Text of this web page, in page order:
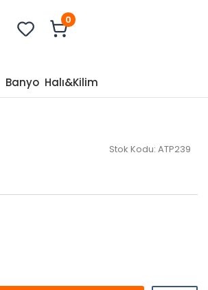
0
Banyo Halı&Kilim
Stok Kodu: ATP239